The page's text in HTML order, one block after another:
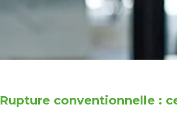
Rupture conventionnelle :